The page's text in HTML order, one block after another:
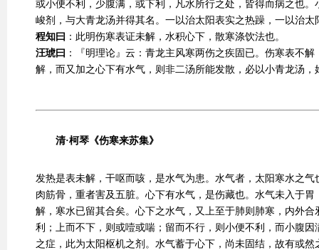
或小便不利，少腹满，或下利，凡水所行之处，皆得而病之也
峻剂，与大青龙汤并得其名。一以治太阳表实之热躁，一以治太
程知曰 ：此明伤寒表证未解，水积心下，散寒涤饮法也。
汪琥曰 ：『明理论』云：青龙主风寒两伤之疾固已。伤寒表不
解，而又加之心下有水气，则非二汤所能发散，必以小青龙汤，
清·柯琴《伤寒来苏集》
发热是表未解，干呕而咳，是水气为患。水气者，太阳寒水之
肉筋骨，重者害及五脏。心下有水气，是伤藏也。水气未入于
解，寒水已留其合矣。心下之水气，又上至于肺则肺寒，内外
利；上而不下，则或噎或喘；留而不行，则小便不利，而小腹
之症，此为太阳枢机之剂。水气蓄于心下，尚未固结，故有或